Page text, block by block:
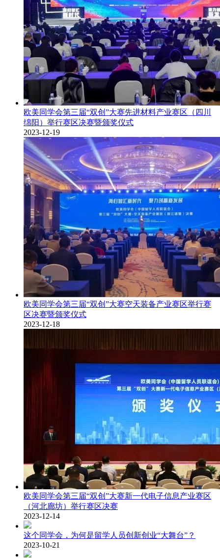
​欧美同学会第三届“双创”大赛先进材料产业赛区（四川
绵阳）举行赛区决赛暨颁奖仪式
2023-12-19
欧美同学会第三届“双创”大赛空天装备产业赛区举行赛
区决赛暨颁奖仪式
2023-12-18
欧美同学会第三届“双创”大赛新一代电子信息产业赛区
（河北廊坊）举行赛区决赛
2023-12-14
这个同学会，为何是留学人员创新创业“大舞台”？
2023-10-21